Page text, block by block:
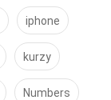
iphone
kurzy
Numbers